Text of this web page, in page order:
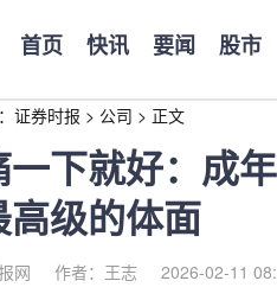
首页 快讯 要闻 股市
证券时报 > 公司 > 正文
一下就好：成
高级的体面
网 作者：王志 2026-02-11